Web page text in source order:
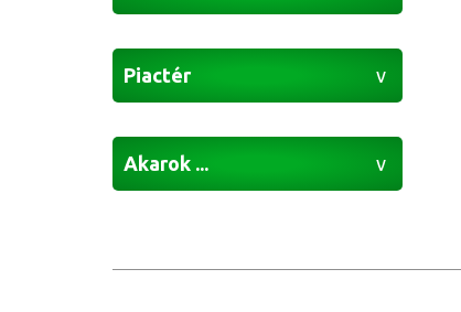
Piactér
Akarok ...